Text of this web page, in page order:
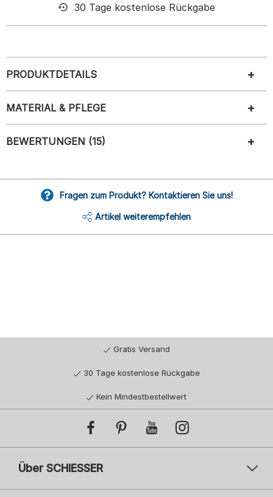
30 Tage kostenlose Rückgabe
PRODUKTDETAILS
MATERIAL & PFLEGE
BEWERTUNGEN (15)
Fragen zum Produkt? Kontaktieren Sie uns!
Artikel weiterempfehlen
Gratis Versand
30 Tage kostenlose Rückgabe
Kein Mindestbestellwert
Über SCHIESSER